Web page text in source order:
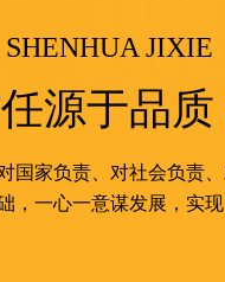
SHENHUA JIXIE
源于品
国家负责、对社会负责
，一心一意谋发展，实